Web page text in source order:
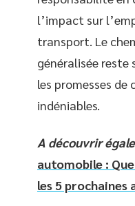
l’impact sur
transport. Le
généralisée reste
les promesses de
indéniables.
A découvrir
automobile :
les 5 prochaines